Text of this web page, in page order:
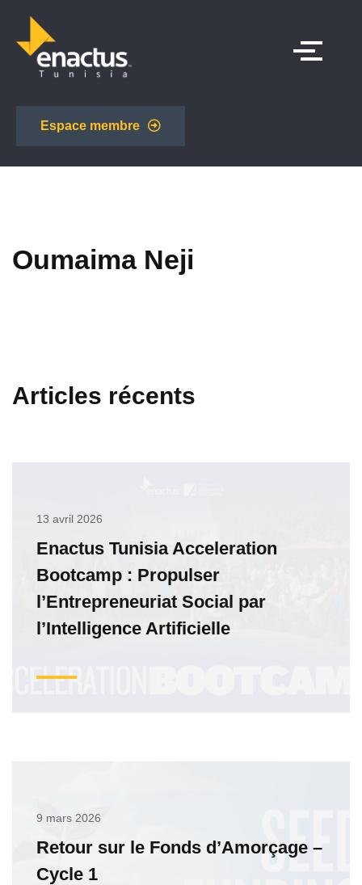
Espace membre
Oumaima Neji
Articles récents
13 avril 2026
Enactus Tunisia Acceleration
Bootcamp : Propulser
l’Entrepreneuriat Social par
l’Intelligence Artificielle
9 mars 2026
Retour sur le Fonds d’Amorçage –
Cycle 1